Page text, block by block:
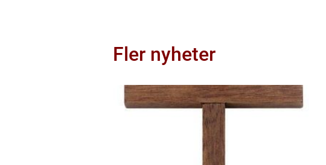
Fler nyheter